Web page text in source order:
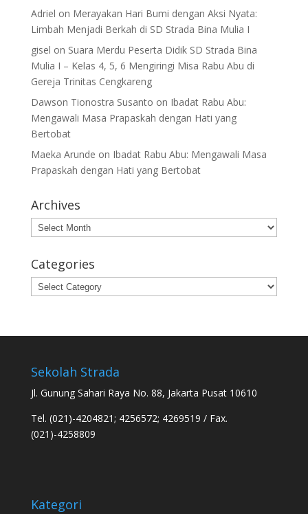
Adriel on Merayakan Hari Bumi dengan Aksi Nyata:
Limbah Menjadi Berkah di SD Strada Bina Mulia I
gisel on Suara Merdu Peserta Didik SD Strada Bina
Mulia I – Kelas 4, 5, 6 Mengiringi Misa Rabu Abu di
Gereja Trinitas Cengkareng
Dawson Tionostra Susanto on Ibadat Rabu Abu:
Mengawali Masa Prapaskah dengan Hati yang
Bertobat
Maeka Arunde on Ibadat Rabu Abu: Mengawali Masa
Prapaskah dengan Hati yang Bertobat
Archives
Archives
Categories
Categories
Sekolah Strada
Jl. Gunung Sahari Raya No. 88, Jakarta Pusat 10610
Tel. (021)-4204821; 4256572; 4269519 / Fax.
(021)-4258809
Kategori